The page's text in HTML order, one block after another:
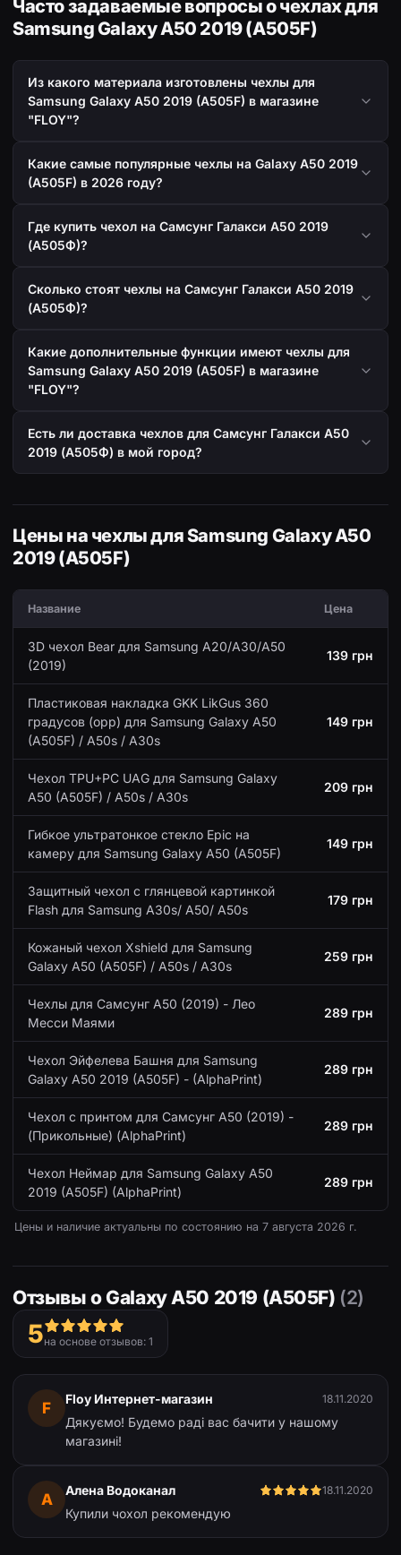
Часто задаваемые вопросы о чехлах для
Samsung Galaxy A50 2019 (A505F)
Из какого материала изготовлены чехлы для
Samsung Galaxy A50 2019 (A505F) в магазине
"FLOY"?
Какие самые популярные чехлы на Galaxy A50 2019
(A505F) в 2026 году?
Где купить чехол на Самсунг Галакси А50 2019
(А505Ф)?
Сколько стоят чехлы на Самсунг Галакси А50 2019
(А505Ф)?
Какие дополнительные функции имеют чехлы для
Samsung Galaxy A50 2019 (A505F) в магазине
"FLOY"?
Есть ли доставка чехлов для Самсунг Галакси А50
2019 (А505Ф) в мой город?
Цены на чехлы для Samsung Galaxy A50
2019 (A505F)
Название Цена
3D чехол Bear для Samsung A20/A30/A50
(2019)
139 грн
Пластиковая накладка GKK LikGus 360
градусов (opp) для Samsung Galaxy A50
(A505F) / A50s / A30s
149 грн
Чехол TPU+PC UAG для Samsung Galaxy
A50 (A505F) / A50s / A30s
209 грн
Гибкое ультратонкое стекло Epic на
камеру для Samsung Galaxy A50 (A505F)
149 грн
Защитный чехол с глянцевой картинкой
Flash для Samsung A30s/ A50/ A50s
179 грн
Кожаный чехол Xshield для Samsung
Galaxy A50 (A505F) / A50s / A30s
259 грн
Чехлы для Самсунг А50 (2019) - Лео
Месси Маями
289 грн
Чехол Эйфелева Башня для Samsung
Galaxy A50 2019 (A505F) - (AlphaPrint)
289 грн
Чехол с принтом для Самсунг А50 (2019) -
(Прикольные) (AlphaPrint)
289 грн
Чехол Неймар для Samsung Galaxy A50
2019 (A505F) (AlphaPrint)
289 грн
Цены и наличие актуальны по состоянию на 7 августа 2026 г.
Отзывы о Galaxy A50 2019 (A505F) (2)
5на основе отзывов: 1
F
Floy Интернет-магазин 18.11.2020
Дякуємо! Будемо раді вас бачити у нашому
магазині!
А
Алена Водоканал 18.11.2020
Купили чохол рекомендую